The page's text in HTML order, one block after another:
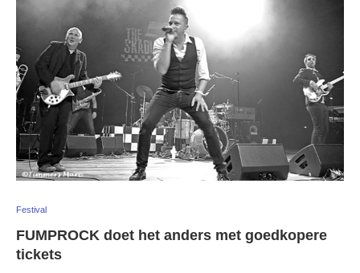
Festival
FUMPROCK doet het anders met goedkopere
tickets